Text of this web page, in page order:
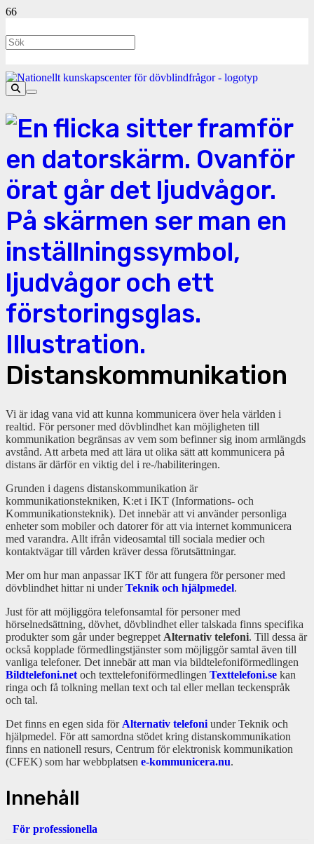
Distanskommunikation
Vi är idag vana vid att kunna kommunicera över hela världen i
realtid. För personer med dövblindhet kan möjligheten till
kommunikation begränsas av vem som befinner sig inom armlängds
avstånd. Att arbeta med att lära ut olika sätt att kommunicera på
distans är därför en viktig del i re-/habiliteringen.
Grunden i dagens distanskommunikation är
kommunikationstekniken, K:et i IKT (Informations- och
Kommunikationsteknik). Det innebär att vi använder personliga
enheter som mobiler och datorer för att via internet kommunicera
med varandra. Allt ifrån videosamtal till sociala medier och
kontaktvägar till vården kräver dessa förutsättningar.
Mer om hur man anpassar IKT för att fungera för personer med
dövblindhet hittar ni underTeknik och hjälpmedel.
Just för att möjliggöra telefonsamtal för personer med
hörselnedsättning, dövhet, dövblindhet eller talskada finns specifika
produkter som går under begreppet Alternativ telefoni. Till dessa är
också kopplade förmedlingstjänster som möjliggör samtal även till
vanliga telefoner. Det innebär att man via bildtelefoniförmedlingen
Bildtelefoni.net och texttelefoniförmedlingen Texttelefoni.se kan
ringa och få tolkning mellan text och tal eller mellan teckenspråk
och tal.
Det finns en egen sida för Alternativ telefoni under Teknik och
hjälpmedel. För att samordna stödet kring distanskommunikation
finns en nationell resurs, Centrum för elektronisk kommunikation
(CFEK) som har webbplatsen e-kommunicera.nu.
Innehåll
För professionella